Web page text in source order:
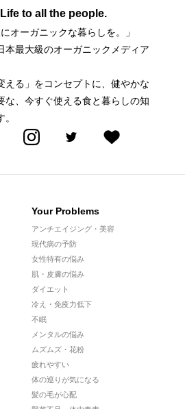
to all the people.
オーガニックな暮らしを。」
本最大級のオーガニックメディア
える」をコンセプトに、健やかな
な、今すぐ使える食と暮らしの知
Your Problems
アンチエイジング・美容
現代病の予防
女性特有の悩み
肌・皮膚の悩み
ダイエット
冷え・免疫力低下
不眠
メンタルの悩み
ムズムズ・花粉
疲れやすい
体の巡りが気になる
髪の毛が心配